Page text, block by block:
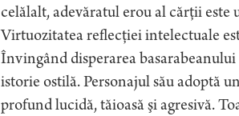
celălalt, adevăratul erou al cărţii este
Virtuozitatea reflecţiei intelectuale
Învingând disperarea
istorie ostilă. Personajul său adoptă
profund lucidă, tăioasă şi agresivă.